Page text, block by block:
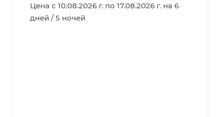
Цена с 10.08.2026 г. по 17.08.2026 г. на 6
дней / 5 ночей